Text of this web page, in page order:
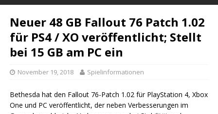
Neuer 48 GB Fallout 76 Patch 1.02
für PS4 / XO veröffentlicht; Stellt
bei 15 GB am PC ein
November 19, 2018 Spielinformationen
Bethesda hat den Fallout 76-Patch 1.02 für PlayStation 4, Xbox
One und PC veröffentlicht, der neben Verbesserungen im